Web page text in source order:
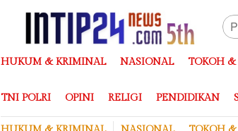
HUKUM & KRIMINAL NASIONAL TOKOH &
TNI POLRI OPINI RELIGI PENDIDIKAN